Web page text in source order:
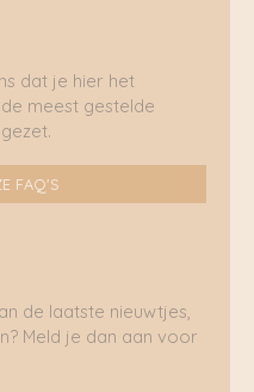
dat je hier het
meest gestelde
FAQ'S
de laatste nieuwtjes,
Meld je dan aan voor